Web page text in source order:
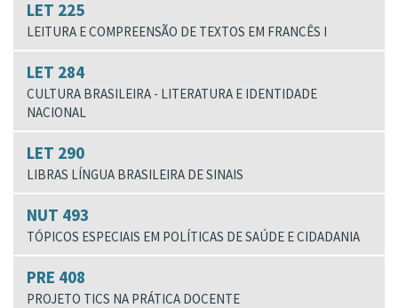
LET 225
LEITURA E COMPREENSÃO DE TEXTOS EM FRANCÊS I
LET 284
CULTURA BRASILEIRA - LITERATURA E IDENTIDADE
NACIONAL
LET 290
LIBRAS LÍNGUA BRASILEIRA DE SINAIS
NUT 493
TÓPICOS ESPECIAIS EM POLÍTICAS DE SAÚDE E CIDADANIA
PRE 408
PROJETO TICS NA PRÁTICA DOCENTE